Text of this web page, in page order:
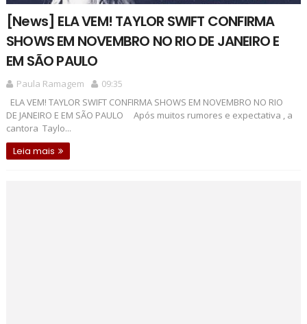
[News] ELA VEM! TAYLOR SWIFT CONFIRMA
SHOWS EM NOVEMBRO NO RIO DE JANEIRO E
EM SÃO PAULO
Paula Ramagem
09:35
ELA VEM! TAYLOR SWIFT CONFIRMA SHOWS EM NOVEMBRO NO RIO
DE JANEIRO E EM SÃO PAULO Após muitos rumores e expectativa , a
cantora Taylo...
Leia mais